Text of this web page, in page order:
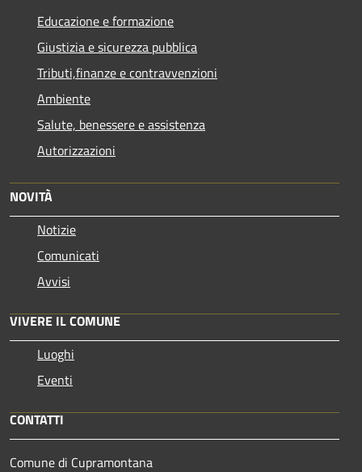
Educazione e formazione
Giustizia e sicurezza pubblica
Tributi,finanze e contravvenzioni
Ambiente
Salute, benessere e assistenza
Autorizzazioni
NOVITÀ
Notizie
Comunicati
Avvisi
VIVERE IL COMUNE
Luoghi
Eventi
CONTATTI
Comune di Cupramontana